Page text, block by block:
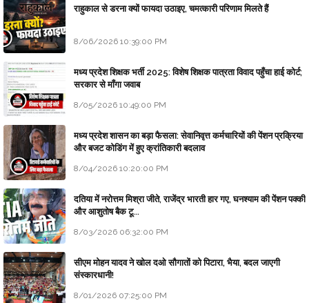
राहुकाल से डरना क्यों फायदा उठाइए, चमत्कारी परिणाम मिलते हैं
8/06/2026 10:39:00 PM
मध्य प्रदेश शिक्षक भर्ती 2025: विशेष शिक्षक पात्रता विवाद पहुँचा हाई कोर्ट;
सरकार से माँगा जवाब
8/05/2026 10:49:00 PM
मध्य प्रदेश शासन का बड़ा फैसला: सेवानिवृत्त कर्मचारियों की पेंशन प्रक्रिया
और बजट कोडिंग में हुए क्रांतिकारी बदलाव
8/04/2026 10:20:00 PM
दतिया में नरोत्तम मिश्रा जीते, राजेंद्र भारती हार गए, घनश्याम की पेंशन पक्की
और आशुतोष बैक टू...
8/03/2026 06:32:00 PM
सीएम मोहन यादव ने खोल दओ सौगातों को पिटारा, भैया, बदल जाएगी
संस्कारधानी!
8/01/2026 07:25:00 PM